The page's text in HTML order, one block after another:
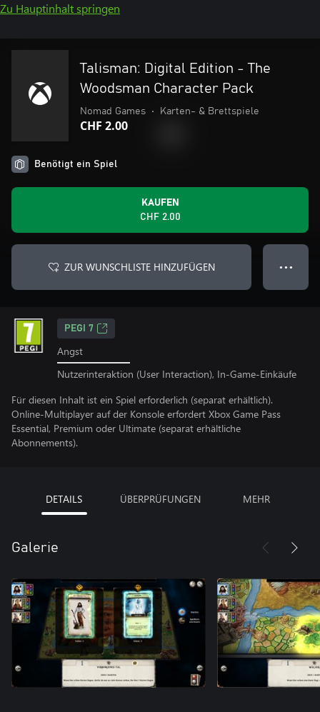
Zu Hauptinhalt springen
Talisman: Digital Edition - The
Woodsman Character Pack
Nomad Games • Karten- & Brettspiele
CHF 2.00
Benötigt ein Spiel
KAUFEN
CHF 2.00
ZUR WUNSCHLISTE HINZUFÜGEN ● ● ●
PEGI 7
Angst
Nutzerinteraktion (User Interaction), In-Game-Einkäufe
Für diesen Inhalt ist ein Spiel erforderlich (separat erhältlich).
Online-Multiplayer auf der Konsole erfordert Xbox Game Pass
Essential, Premium oder Ultimate (separat erhältliche
Abonnements).
DETAILS ÜBERPRÜFUNGEN MEHR
Galerie